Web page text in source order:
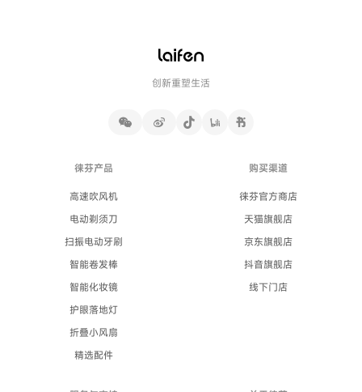
创新重塑生活
徕芬产品
高速吹风机
电动剃须刀
扫振电动牙刷
智能卷发棒
智能化妆镜
护眼落地灯
折叠小风扇
精选配件
购买渠道
徕芬官方商店
天猫旗舰店
京东旗舰店
抖音旗舰店
线下门店